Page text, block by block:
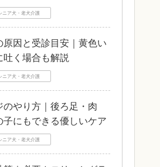
ニア犬・老犬介護
原因と受診目安｜黄色い
く場合も解説
ニア犬・老犬介護
のやり方｜後ろ足・肉
子にもできる優しいケア
ニア犬・老犬介護